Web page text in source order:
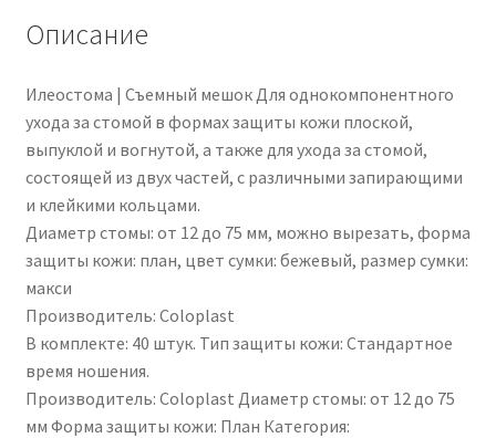
PZN
Описание
Илеостома | Съемный мешок Для однокомпонентного
ухода за стомой в формах защиты кожи плоской,
выпуклой и вогнутой, а также для ухода за стомой,
состоящей из двух частей, с различными запирающими
и клейкими кольцами.
Диаметр стомы: от 12 до 75 мм, можно вырезать, форма
защиты кожи: план, цвет сумки: бежевый, размер сумки:
макси
Производитель: Coloplast
В комплекте: 40 штук. Тип защиты кожи: Стандартное
время ношения.
Производитель: Coloplast Диаметр стомы: от 12 до 75
мм Форма защиты кожи: План Категория: